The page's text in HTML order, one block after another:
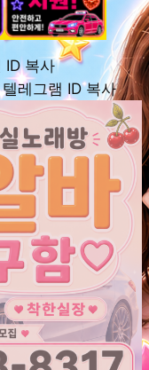
복사
레그램 ID 복사